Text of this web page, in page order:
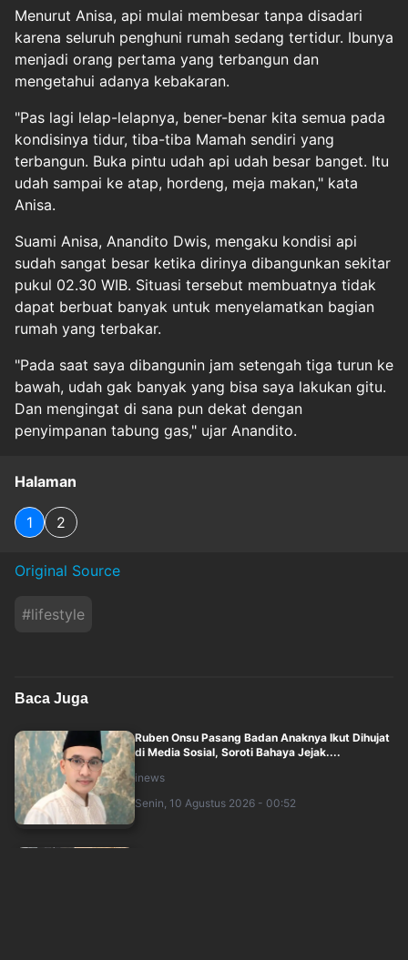
Menurut Anisa, api mulai membesar tanpa disadari
karena seluruh penghuni rumah sedang tertidur. Ibunya
menjadi orang pertama yang terbangun dan
mengetahui adanya kebakaran.
"Pas lagi lelap-lelapnya, bener-benar kita semua pada
kondisinya tidur, tiba-tiba Mamah sendiri yang
terbangun. Buka pintu udah api udah besar banget. Itu
udah sampai ke atap, hordeng, meja makan," kata
Anisa.
Suami Anisa, Anandito Dwis, mengaku kondisi api
sudah sangat besar ketika dirinya dibangunkan sekitar
pukul 02.30 WIB. Situasi tersebut membuatnya tidak
dapat berbuat banyak untuk menyelamatkan bagian
rumah yang terbakar.
"Pada saat saya dibangunin jam setengah tiga turun ke
bawah, udah gak banyak yang bisa saya lakukan gitu.
Dan mengingat di sana pun dekat dengan
penyimpanan tabung gas," ujar Anandito.
Halaman
1 2
Original Source
#lifestyle
Baca Juga
Ruben Onsu Pasang Badan Anaknya Ikut Dihujat
di Media Sosial, Soroti Bahaya Jejak....
inews
Senin, 10 Agustus 2026 - 00:52